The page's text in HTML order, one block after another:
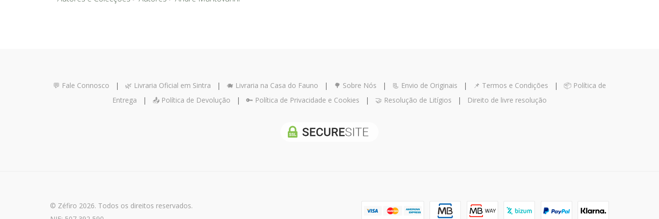
💬 Fale Connosco | 🌿 Livraria Oficial em Sintra | 🐗 Livraria na Casa do Fauno | 🌳 Sobre Nós | 📃 Envio de Originais | 📌 Termos e Condições | 📦 Política de
Entrega | 📤 Política de Devolução | 🔑 Política de Privacidade e Cookies | 🤝 Resolução de Litígios | Direito de livre resolução
© Zéfiro 2026. Todos os direitos reservados.